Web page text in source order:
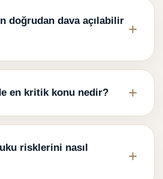
doğrudan dava açılabilir
en kritik konu nedir?
risklerini nasıl